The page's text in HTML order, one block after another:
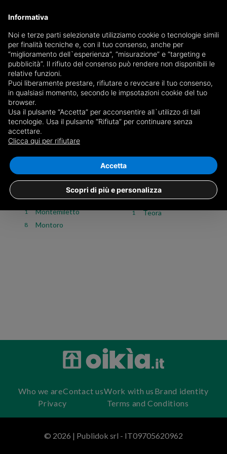
Rustico / Casale for sale in Avellino
Choose the city orsee all 14 ads of Rustico / Casale in the
province of Avellino
Sale Rent
Properties Commercial
Attic and Mansard
1 Montemarano
1 Montemiletto
8 Montoro
San Potito Ultra
1 Sirignano
1 Teora
Who we areContact usWork with us Brand identity
Privacy
Terms and Conditions
© 2026 | Publidok srl - IT09705620962
Informativa
Noi e terze parti selezionate utilizziamo cookie o tecnologie simili
per finalità tecniche e, con il tuo consenso, anche per
“miglioramento dell`esperienza”, “misurazione” e “targeting e
pubblicità”. Il rifiuto del consenso può rendere non disponibili le
relative funzioni.
Puoi liberamente prestare, rifiutare o revocare il tuo consenso,
in qualsiasi momento, secondo le impsotazioni cookie del tuo
browser.
Usa il pulsante “Accetta” per acconsentire all`utilizzo di tali
tecnologie. Usa il pulsante “Rifiuta” per continuare senza
accettare.
Clicca qui per rifiutare
Scopri di più e personalizza
Accetta